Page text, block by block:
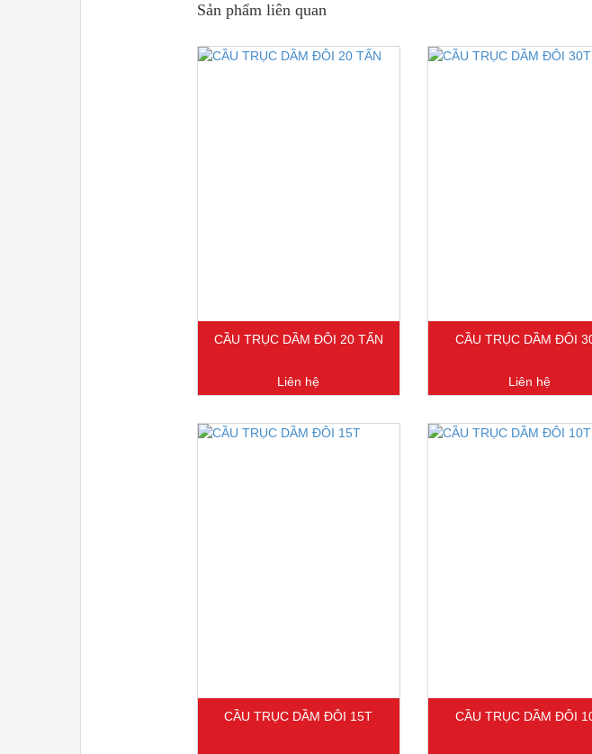
Sản phẩm liên quan
CẦU TRỤC DẦM ĐÔI 20 TẤN
Liên hệ
CẦU TRỤC DẦM ĐÔI
Liên hệ
CẦU TRỤC DẦM ĐÔI 15T CẦU TRỤC DẦM ĐÔI